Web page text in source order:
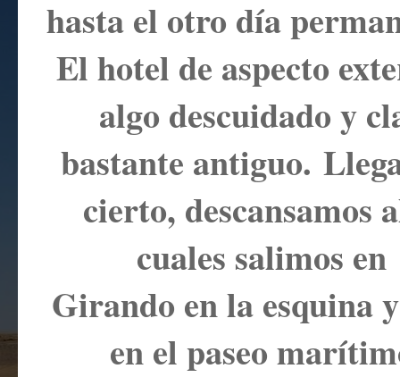
hasta el otro día
El hotel de aspecto
algo descuidado y
bastante antiguo.
cierto, descansamos
cuales salimos
Girando en la esquina
en el paseo